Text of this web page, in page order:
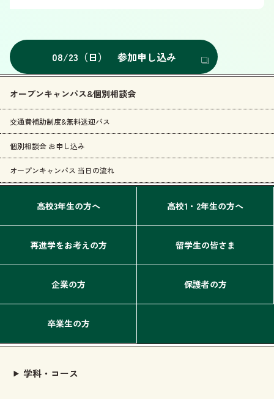
08/23（日） 参加申し込み
オープンキャンパス&個別相談会
交通費補助制度&無料送迎バス
個別相談会 お申し込み
オープンキャンパス 当日の流れ
高校3年生の方へ 高校1・2年生の方へ
再進学をお考えの方 留学生の皆さま
企業の方 保護者の方
卒業生の方
学科・コース